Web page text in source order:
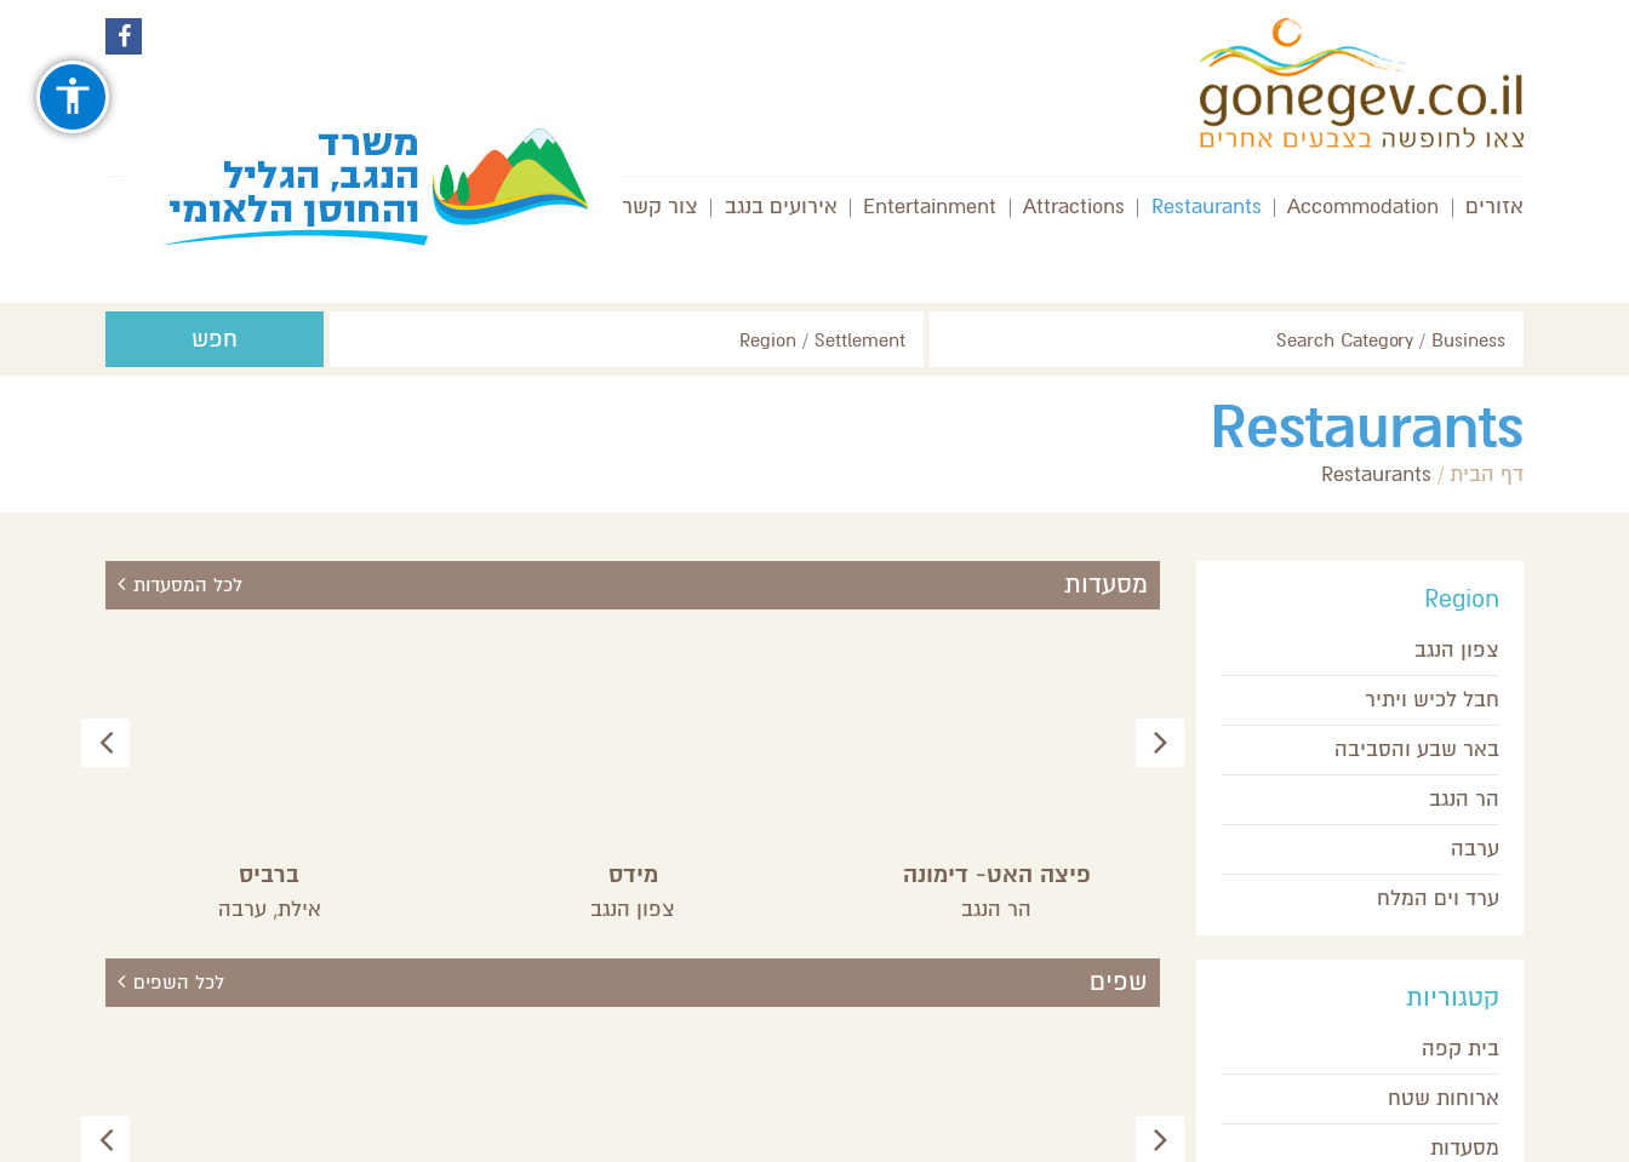
עקבו
אחרינו
ב-
Facebook
עקבו
Instagram
אזורים |
Accommodation
|
Restaurants
|
Attractions
|
Entertainment
| אירועים בנגב | צור קשר
Search Category / Business
Region / Settlement חפש
Restaurants
דף הבית /
Restaurants
מסעדות לכל המסעדות
מסעדת צוקים
מצפה רמון,
פיצה האט- דימונה
הר הנגב
מידס
צפון הנגב
ברביס
אילת, ערבה
שפים לכל השפים
Region
צפון הנגב
חבל לכיש ויתיר
באר שבע והסביבה
הר הנגב
ערבה
ערד וים המלח
קטגוריות
בית קפה
ארוחות שטח
מסעדות